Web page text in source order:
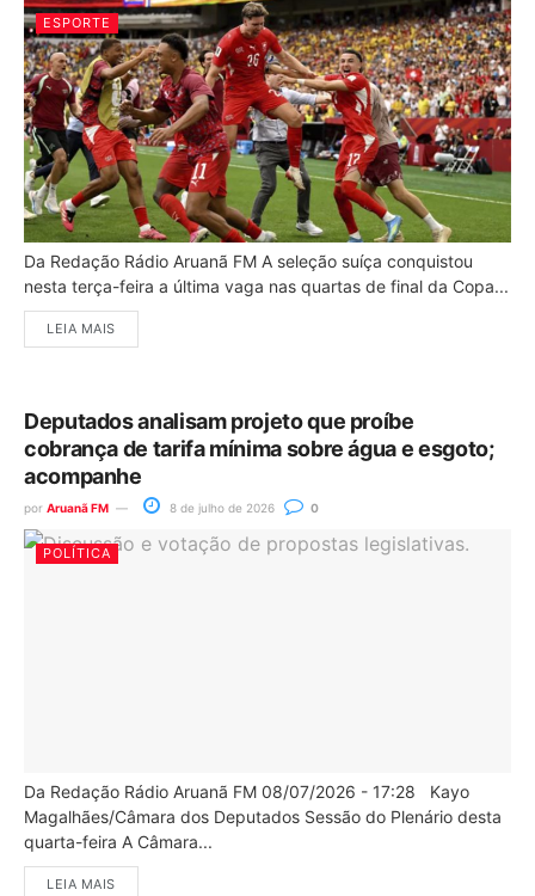
ESPORTE
Da Redação Rádio Aruanã FM A seleção suíça conquistou
nesta terça-feira a última vaga nas quartas de final da Copa...
LEIA MAIS
Deputados analisam projeto que proíbe
cobrança de tarifa mínima sobre água e esgoto;
acompanhe
por Aruanã FM 8 de julho de 2026 0
POLÍTICA
Da Redação Rádio Aruanã FM 08/07/2026 - 17:28 Kayo
Magalhães/Câmara dos Deputados Sessão do Plenário desta
quarta-feira A Câmara...
LEIA MAIS